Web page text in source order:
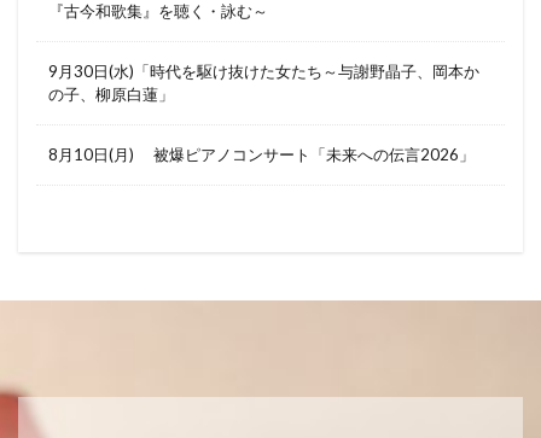
『古今和歌集』を聴く・詠む～
9月30日(水)「時代を駆け抜けた女たち～与謝野晶子、岡本か
の子、柳原白蓮」
8月10日(月) 被爆ピアノコンサート「未来への伝言2026」